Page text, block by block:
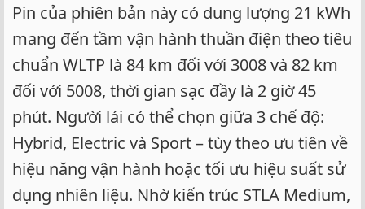
Pin của phiên bản này có dung lượng 21 kWh
mang đến tầm vận hành thuần điện theo tiêu
chuẩn WLTP là 84 km đối với 3008 và 82 km
đối với 5008, thời gian sạc đầy là 2 giờ 45
phút. Người lái có thể chọn giữa 3 chế độ:
Hybrid, Electric và Sport – tùy theo ưu tiên về
hiệu năng vận hành hoặc tối ưu hiệu suất sử
dụng nhiên liệu. Nhờ kiến trúc STLA Medium,